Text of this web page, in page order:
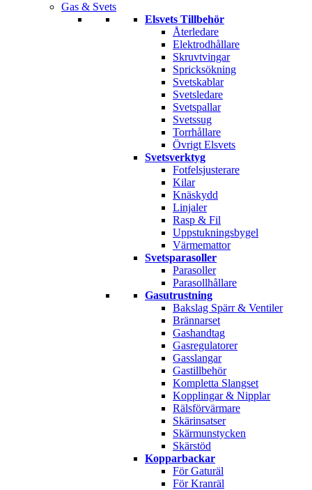
Gas & Svets
Elsvets Tillbehör
Återledare
Elektrodhållare
Skruvtvingar
Spricksökning
Svetskablar
Svetsledare
Svetspallar
Svetssug
Torrhållare
Övrigt Elsvets
Svetsverktyg
Fotfelsjusterare
Kilar
Knäskydd
Linjaler
Rasp & Fil
Uppstukningsbygel
Värmemattor
Svetsparasoller
Parasoller
Parasollhållare
Gasutrustning
Bakslag Spärr & Ventiler
Brännarset
Gashandtag
Gasregulatorer
Gasslangar
Gastillbehör
Kompletta Slangset
Kopplingar & Nipplar
Rälsförvärmare
Skärinsatser
Skärmunstycken
Skärstöd
Kopparbackar
För Gaturäl
För Kranräl